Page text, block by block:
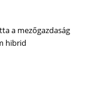
a mezőgazdaság
hibrid